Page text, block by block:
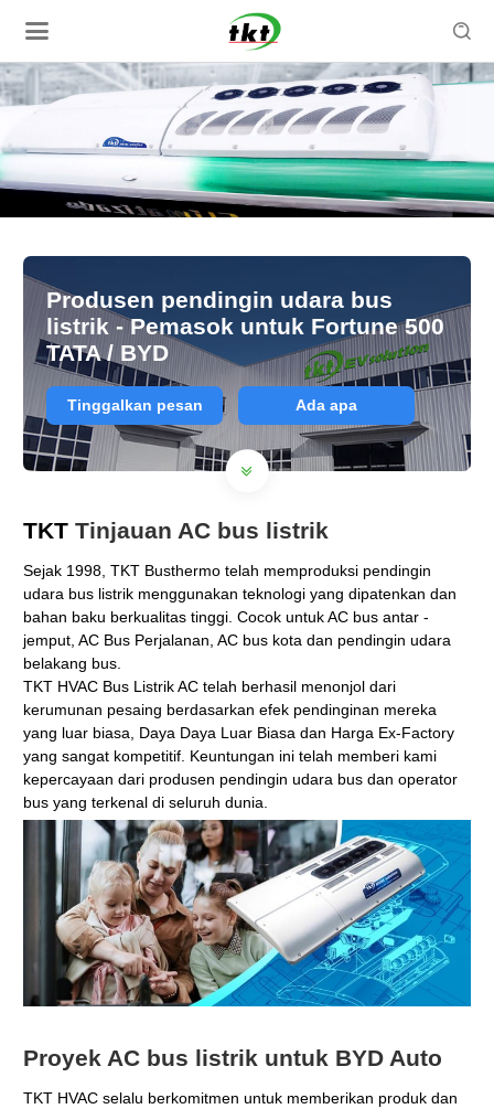

Produsen pendingin udara bus
listrik - Pemasok untuk Fortune 500
TATA / BYD
Tinggalkan pesan Ada apa
TKT Tinjauan AC bus listrik
Sejak 1998, TKT Busthermo telah memproduksi pendingin
udara bus listrik menggunakan teknologi yang dipatenkan dan
bahan baku berkualitas tinggi. Cocok untuk AC bus antar -
jemput, AC Bus Perjalanan, AC bus kota dan pendingin udara
belakang bus.
TKT HVAC Bus Listrik AC telah berhasil menonjol dari
kerumunan pesaing berdasarkan efek pendinginan mereka
yang luar biasa, Daya Daya Luar Biasa dan Harga Ex-Factory
yang sangat kompetitif. Keuntungan ini telah memberi kami
kepercayaan dari produsen pendingin udara bus dan operator
bus yang terkenal di seluruh dunia.
Proyek AC bus listrik untuk BYD Auto
TKT HVAC selalu berkomitmen untuk memberikan produk dan